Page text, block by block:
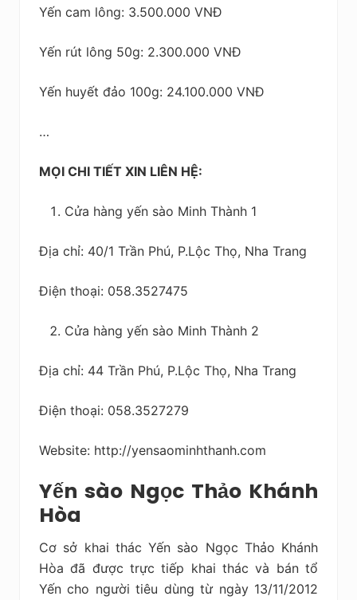
Yến cam lông: 3.500.000 VNĐ
Yến rút lông 50g: 2.300.000 VNĐ
Yến huyết đảo 100g: 24.100.000 VNĐ
…
MỌI CHI TIẾT XIN LIÊN HỆ:
Cửa hàng yến sào Minh Thành 1
Địa chỉ: 40/1 Trần Phú, P.Lộc Thọ, Nha Trang
Điện thoại: 058.3527475
Cửa hàng yến sào Minh Thành 2
Địa chỉ: 44 Trần Phú, P.Lộc Thọ, Nha Trang
Điện thoại: 058.3527279
Website: http://yensaominhthanh.com
Yến sào Ngọc Thảo Khánh
Hòa
Cơ sở khai thác Yến sào Ngọc Thảo Khánh
Hòa đã được trực tiếp khai thác và bán tổ
Yến cho người tiêu dùng từ ngày 13/11/2012